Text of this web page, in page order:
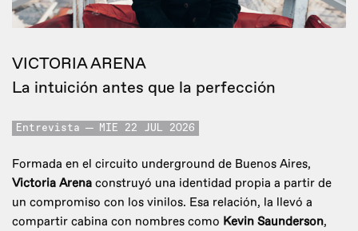
VICTORIA ARENA
La intuición antes que la perfección
Entrevista MIE 22 JUL 2026
Formada en el circuito underground de Buenos Aires,
Victoria Arena construyó una identidad propia a partir de
un compromiso con los vinilos. Esa relación, la llevó a
compartir cabina con nombres como Kevin Saunderson,